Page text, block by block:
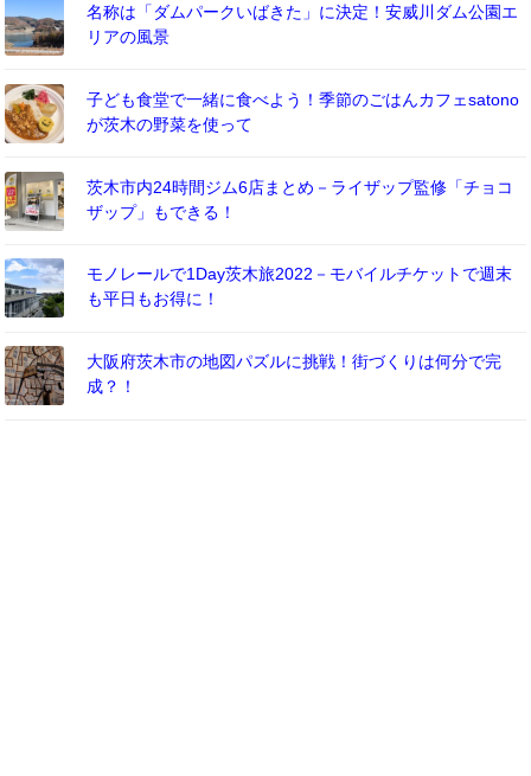
名称は「ダムパークいばきた」に決定！安威川ダム公園エ
リアの風景
子ども食堂で一緒に食べよう！季節のごはんカフェsatono
が茨木の野菜を使って
茨木市内24時間ジム6店まとめ－ライザップ監修「チョコ
ザップ」もできる！
モノレールで1Day茨木旅2022－モバイルチケットで週末
も平日もお得に！
大阪府茨木市の地図パズルに挑戦！街づくりは何分で完
成？！